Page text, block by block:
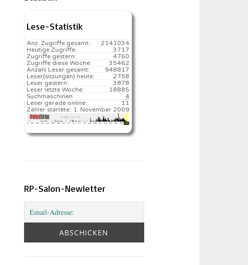
Lese-Statistik
2141034
Anz. Zugriffe gesamt:
3717
Heutige Zugriffe:
4760
Zugriffe gestern:
35462
Zugriffe diese Woche:
948817
Anzahl Leser gesamt:
2758️
Leser(sitzungen) heute:
3878
Leser gestern:
18885️
Leser letzte Woche:
4
Suchmaschinen
11
Leser gerade online:
1. November 2009
Zähler startete:
RP-Salon-Newletter